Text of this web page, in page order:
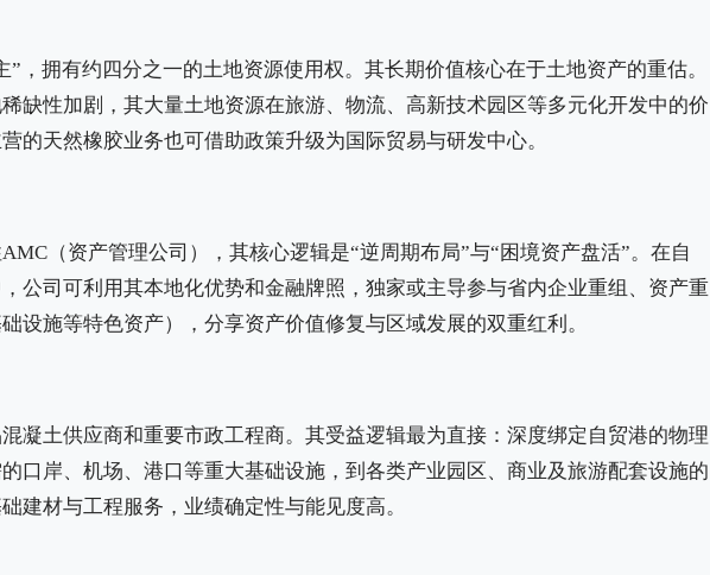
”，拥有约四分之一的土地资源使用权。其长期价值核心在于土地资产的重估。
缺性加剧，其大量土地资源在旅游、物流、高新技术园区等多元化开发中的价
的天然橡胶业务也可借助政策升级为国际贸易与研发中心。
（资产管理公司），其核心逻辑是“逆周期布局”与“困境资产盘活”。在自
公司可利用其本地化优势和金融牌照，独家或主导参与省内企业重组、资产重
设施等特色资产），分享资产价值修复与区域发展的双重红利。
凝土供应商和重要市政工程商。其受益逻辑最为直接：深度绑定自贸港的物理
口岸、机场、港口等重大基础设施，到各类产业园区、商业及旅游配套设施的
建材与工程服务，业绩确定性与能见度高。